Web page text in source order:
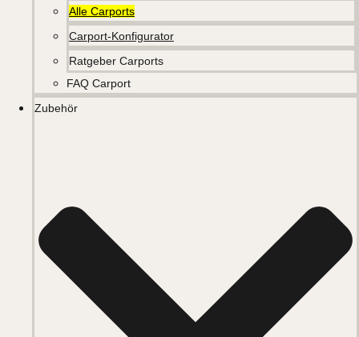
Alle Carports
Carport-Konfigurator
Ratgeber Carports
FAQ Carport
Zubehör